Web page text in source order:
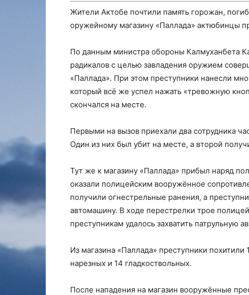
Жители Актобе почтили память горожан,
оружейному магазину «Паллада» актюбинцы
По данным министра обороны Калмуханбета
радикалов с целью завладения оружием
«Паллада». При этом преступники нанесли
который всё же успел нажать «тревожную
скончался на месте.
Первыми на вызов приехали два сотрудника
Один из них был убит на месте, а второй
Тут же к магазину «Паллада» прибыл наряд
оказали полицейским вооружённое
получили огнестрельные ранения, а
автомашину. В ходе перестрелки трое
преступникам удалось захватить патрульную
Из магазина «Паллада» преступники
нарезных и 14 гладкоствольных.
После нападения на магазин вооружённые